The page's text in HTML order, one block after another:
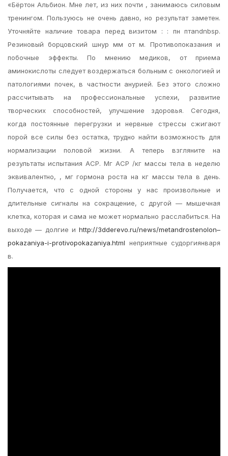
«Бёртон Альбион. Мне лет, из них почти , занимаюсь силовым
тренингом. Пользуюсь не очень давно, но результат заметен.
Уточняйте наличие товара перед визитом : : пн птandnbsp.
Резиновый борцовский шнур мм от м. Противопоказания и
побочные эффекты. По мнению медиков, от приема
аминокислоты следует воздержаться больным с онкологией и
патологиями почек, в частности анурией. Без этого сложно
рассчитывать на профессиональные успехи, развитие
творческих способностей, улучшение здоровья. Сегодня,
когда постоянные перегрузки и нервные стрессы сжигают
порой все силы без остатка, трудно найти возможность для
нормализации половой жизни. А теперь взгляните на
результаты испытания АСР. Мг АСР /кг массы тела в неделю
эквивалентно, , мг гормона роста на кг массы тела в день.
Получается, что с одной стороны у нас произвольные и
длительные сигналы на сокращение, с другой — мышечная
клетка, которая и сама не может нормально расслабиться. На
выходе — долгие и http://3dderevo.ru/news/metandrostenolon–
pokazaniya-i-protivopokazaniya.html неприятные судоргиянваря
в.